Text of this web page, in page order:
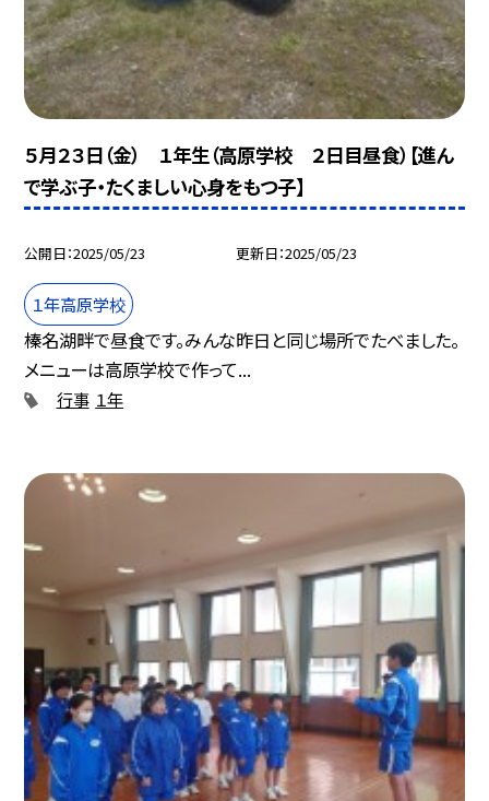
５月２３日（金） １年生（高原学校 ２日目昼食）【進ん
で学ぶ子・たくましい心身をもつ子】
公開日 2025/05/23 更新日 2025/05/23
１年高原学校
榛名湖畔で昼食です。みんな昨日と同じ場所でたべました。
メニューは高原学校で作って...
行事 １年